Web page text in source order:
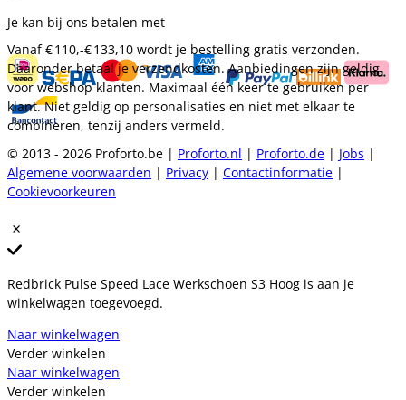
Je kan bij ons betalen met
Vanaf€ 110,-€ 133,10 wordt je bestelling gratis verzonden.
Daaronder betaal je verzendkosten. Aanbiedingen zijn geldig
voor webshop klanten. Maximaal één keer te gebruiken per
klant. Niet geldig op personalisaties en niet met elkaar te
combineren, tenzij anders vermeld.
© 2013 - 2026 Proforto.be | Proforto.nl | Proforto.de | Jobs |
Algemene voorwaarden | Privacy | Contactinformatie |
Cookievoorkeuren
Redbrick Pulse Speed Lace Werkschoen S3 Hoog is aan je
winkelwagen toegevoegd.
Naar winkelwagen
Verder winkelen
Naar winkelwagen
Verder winkelen